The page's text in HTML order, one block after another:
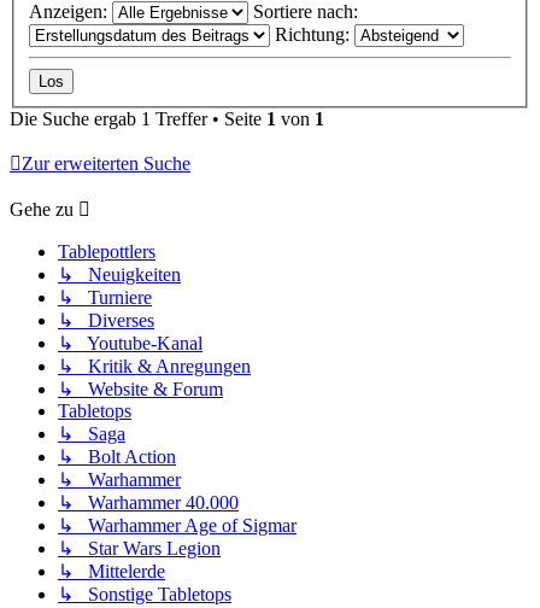
Anzeigen:
Sortiere nach:
Richtung:
Die Suche ergab 1 Treffer • Seite 1 von 1
Zur erweiterten Suche
Gehe zu
Tablepottlers
↳ Neuigkeiten
↳ Turniere
↳ Diverses
↳ Youtube-Kanal
↳ Kritik & Anregungen
↳ Website & Forum
Tabletops
↳ Saga
↳ Bolt Action
↳ Warhammer
↳ Warhammer 40.000
↳ Warhammer Age of Sigmar
↳ Star Wars Legion
↳ Mittelerde
↳ Sonstige Tabletops